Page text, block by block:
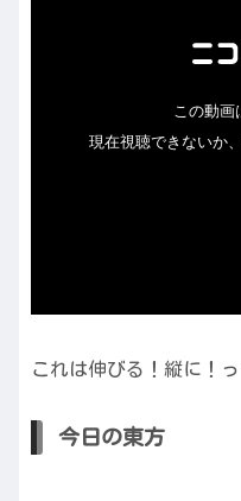
これは伸びる！縦に！
今日の東方